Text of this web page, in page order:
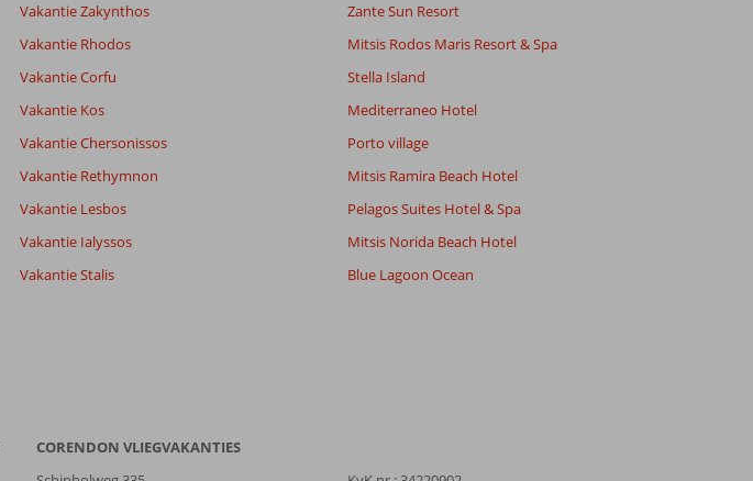
Sorteren op
datum (nieuw > oud)
Vakantie Zakynthos
Vakantie Rhodos
Vakantie Corfu
Vakantie Kos
Vakantie Chersonissos
Vakantie Rethymnon
Vakantie Lesbos
Vakantie Ialyssos
Vakantie Stalis
Zante Sun Resort
Mitsis Rodos Maris Resort & Spa
Stella Island
Mediterraneo Hotel
Porto village
Mitsis Ramira Beach Hotel
Pelagos Suites Hotel & Spa
Mitsis Norida Beach Hotel
Blue Lagoon Ocean
CORENDON VLIEGVAKANTIES